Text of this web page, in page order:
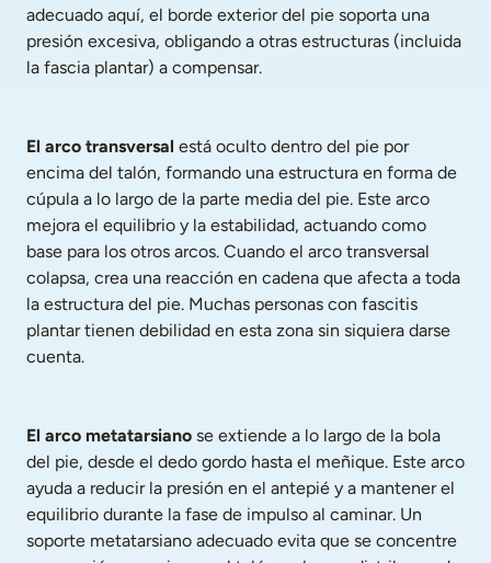
adecuado aquí, el borde exterior del pie soporta una
presión excesiva, obligando a otras estructuras (incluida
la fascia plantar) a compensar.
El arco transversal está oculto dentro del pie por
encima del talón, formando una estructura en forma de
cúpula a lo largo de la parte media del pie. Este arco
mejora el equilibrio y la estabilidad, actuando como
base para los otros arcos. Cuando el arco transversal
colapsa, crea una reacción en cadena que afecta a toda
la estructura del pie. Muchas personas con fascitis
plantar tienen debilidad en esta zona sin siquiera darse
cuenta.
El arco metatarsiano se extiende a lo largo de la bola
del pie, desde el dedo gordo hasta el meñique. Este arco
ayuda a reducir la presión en el antepié y a mantener el
equilibrio durante la fase de impulso al caminar. Un
soporte metatarsiano adecuado evita que se concentre